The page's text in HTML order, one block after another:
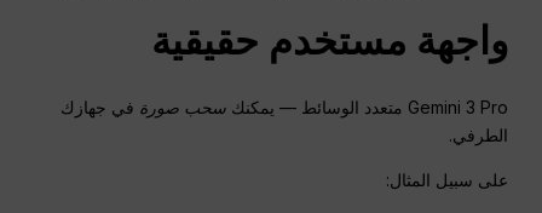
واجهة مستخدم حقيقية
Gemini 3 Pro متعدد الوسائط — يمكنك سحب صورة في جهازك
الطرفي.
على سبيل المثال: